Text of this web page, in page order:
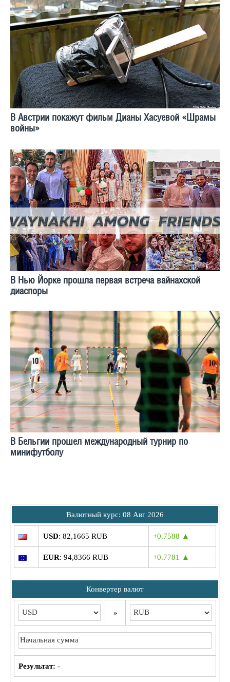
В Австрии покажут фильм Дианы Хасуевой «Шрамы
войны»
В Нью Йорке прошла первая встреча вайнахской
диаспоры
В Бельгии прошел международный турнир по
минифутболу
Bалютный курс: 08 Авг 2026
USD: 82,1665 RUB +0.7588 ▲
EUR: 94,8366 RUB +0.7781 ▲
Конвертер валют
»
Результат: -